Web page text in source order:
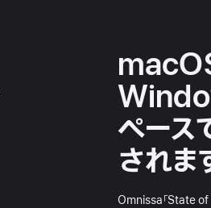
ペース
されま
Omnissa「State of